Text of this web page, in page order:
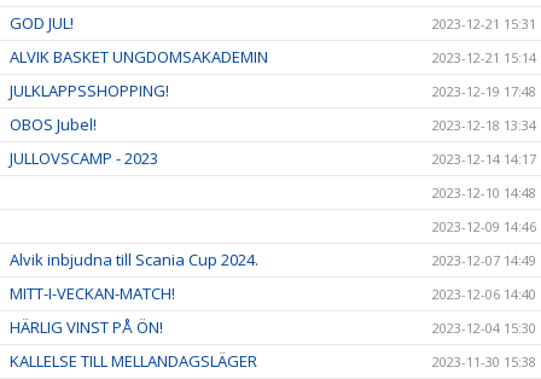
GOD JUL! 2023-12-21 15:31
ALVIK BASKET UNGDOMSAKADEMIN 2023-12-21 15:14
JULKLAPPSSHOPPING! 2023-12-19 17:48
OBOS Jubel! 2023-12-18 13:34
JULLOVSCAMP - 2023
2023-12-14 14:17
2023-12-10 14:48
2023-12-09 14:46
Alvik inbjudna till Scania Cup 2024. 2023-12-07 14:49
MITT-I-VECKAN-MATCH! 2023-12-06 14:40
HÄRLIG VINST PÅ ÖN! 2023-12-04 15:30
KALLELSE TILL MELLANDAGSLÄGER 2023-11-30 15:38